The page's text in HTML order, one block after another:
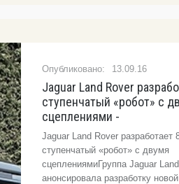
13.09.16
Jaguar Land Rover
ступенчатый «робот» с
сцеплениями -
Jaguar Land Rover разработает
ступенчатый «робот» с двумя
сцеплениямиГруппа Jaguar
анонсировала разработку новой